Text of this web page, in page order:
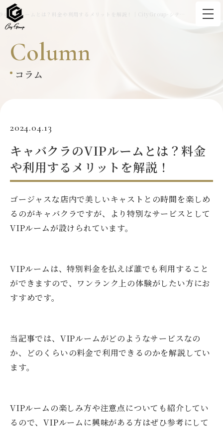
Column
コラム
2024.04.13
キャバクラのVIPルームとは？料金
や利用するメリットを解説！
ゴージャスな店内で美しいキャストとの時間を楽しめ
るのがキャバクラですが、より特別なサービスとして
VIPルームが設けられています。
VIPルームは、特別料金を払えば誰でも利用すること
ができますので、ワンランク上の体験がしたい方にお
すすめです。
当記事では、VIPルームがどのようなサービスなの
か、どのくらいの料金で利用できるのかを解説してい
ます。
VIPルームの楽しみ方や注意点についても紹介してい
るので、VIPルームに興味がある方はぜひ参考にして